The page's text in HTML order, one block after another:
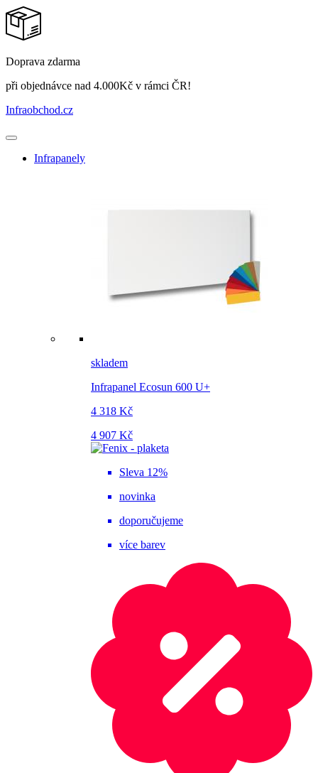
Doprava zdarma
při objednávce nad 4.000Kč v rámci ČR!
Infraobchod.cz
Infrapanely
skladem
Infrapanel Ecosun 600 U+
4 318 Kč
4 907 Kč
Sleva 12%
novinka
doporučujeme
více barev